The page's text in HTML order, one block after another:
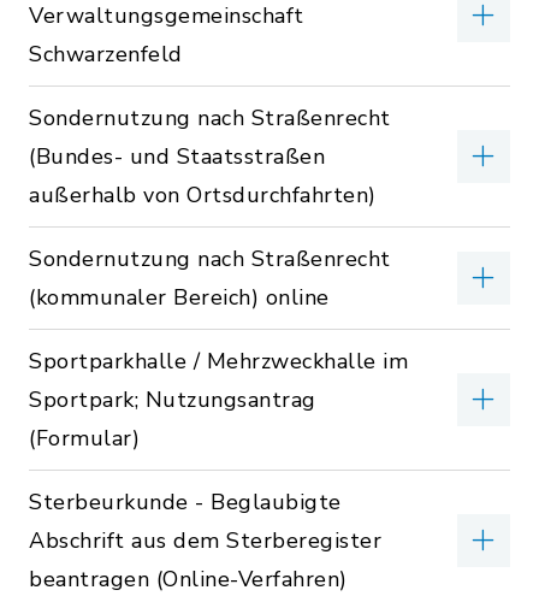
Verwaltungsgemeinschaft
Schwarzenfeld
Sondernutzung nach Straßenrecht
(Bundes- und Staatsstraßen
außerhalb von Ortsdurchfahrten)
Sondernutzung nach Straßenrecht
(kommunaler Bereich) online
Sportparkhalle / Mehrzweckhalle im
Sportpark; Nutzungsantrag
(Formular)
Sterbeurkunde - Beglaubigte
Abschrift aus dem Sterberegister
beantragen (Online-Verfahren)